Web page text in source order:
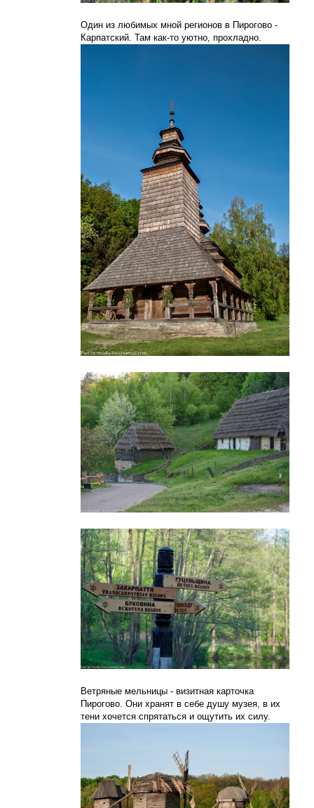
Один из любимых мной регионов в Пирогово -
Карпатский. Там как-то уютно, прохладно.
Ветряные мельницы - визитная карточка
Пирогово. Они хранят в себе душу музея, в их
тени хочется спрятаться и ощутить их силу.